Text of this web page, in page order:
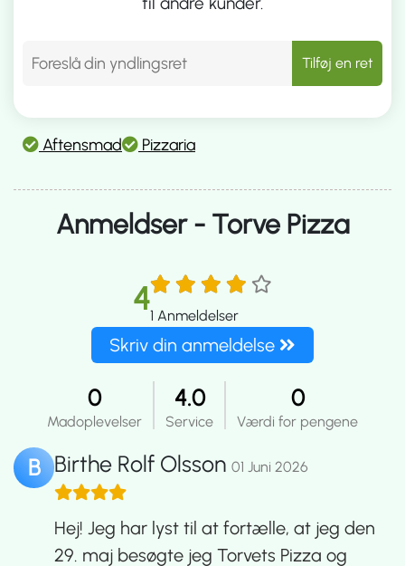
Tilføj en ret
Aftensmad Pizzaria
Anmeldser - Torve Pizza
41 Anmeldelser
Skriv din anmeldelse
0
Madoplevelser
4.0
Service
0
Værdi for pengene
B Birthe Rolf Olsson 01 Juni 2026
Hej! Jeg har lyst til at fortælle, at jeg den
29. maj besøgte jeg Torvets Pizza og